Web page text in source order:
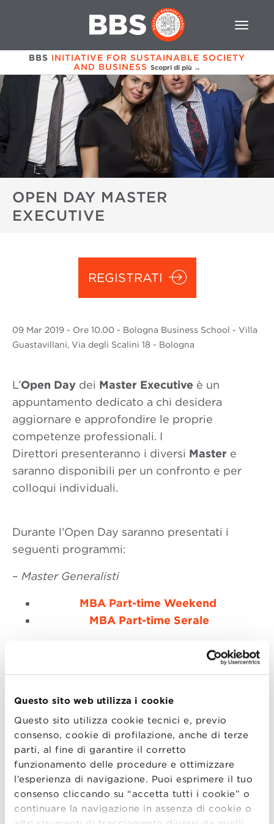
Questo sito web utilizza i cookie
Questo sito utilizza cookie tecnici e, previo
consenso, cookie di profilazione, anche di terze
parti, al fine di garantire il corretto
funzionamento delle procedure e ottimizzare
l’esperienza di navigazione. Puoi esprimere il tuo
consenso cliccando su “accetta tutti i cookie” o
continuare la navigazione in assenza di cookie o
BBS INITIATIVE FOR SUSTAINABLE SOCIETY
AND BUSINESS Scopri di più →
OPEN DAY MASTER
EXECUTIVE
REGISTRATI
09 Mar 2019 - Ore 10.00 - Bologna Business School - Villa
Guastavillani, Via degli Scalini 18 - Bologna
L’Open Day dei Master Executive è un
appuntamento dedicato a chi desidera
aggiornare e approfondire le proprie
competenze professionali. I
Direttori presenteranno i diversi Master e
saranno disponibili per un confronto e per
colloqui individuali.
Durante l’Open Day saranno presentati i
seguenti programmi:
– Master Generalisti
MBA Part-time Weekend
MBA Part-time Serale
Executive Master in Supply Chain and
Executive Master in Sales and Marketing
Programma
10.00 –Registrazione
Introduzione, Alfredo Montanari,